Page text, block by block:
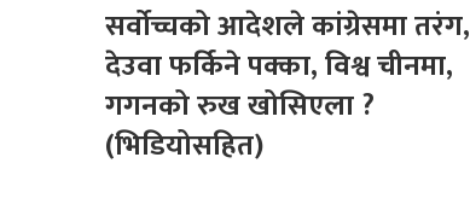
सर्वोच्चको आदेशले कांग्रेसमा तरंग,
देउवा फर्किने पक्का, विश्व चीनमा,
गगनको रुख खोसिएला ?
(भिडियोसहित)